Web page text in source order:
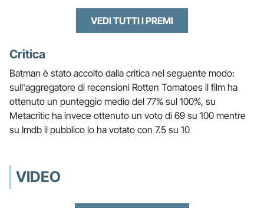
VEDI TUTTI I PREMI
Critica
Batman è stato accolto dalla critica nel seguente modo:
sull'aggregatore di recensioni Rotten Tomatoes il film ha
ottenuto un punteggio medio del 77% sul 100%, su
Metacritic ha invece ottenuto un voto di 69 su 100 mentre
su Imdb il pubblico lo ha votato con 7.5 su 10
VIDEO